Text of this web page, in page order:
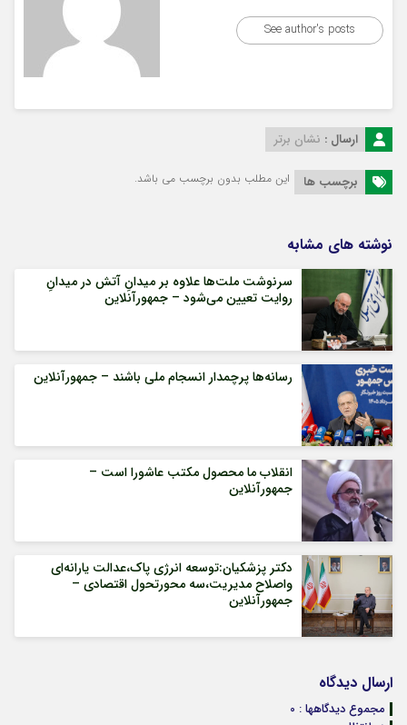
See author's posts
ارسال : نشان برتر
برچسب ها این مطلب بدون برچسب می باشد.
نوشته های مشابه
سرنوشت ملت‌ها علاوه بر میدانِ آتش در میدانِ
روایت تعیین می‌شود – جمهورآنلاین
رسانه‌ها پرچمدار انسجام ملی باشند – جمهورآنلاین
انقلاب ما محصول مکتب عاشورا است –
جمهورآنلاین
دکتر پزشکیان:توسعه انرژی پاک،عدالت یارانه‌ای
واصلاح مدیریت،سه محورتحول اقتصادی –
جمهورآنلاین
ارسال دیدگاه
مجموع دیدگاهها : 0